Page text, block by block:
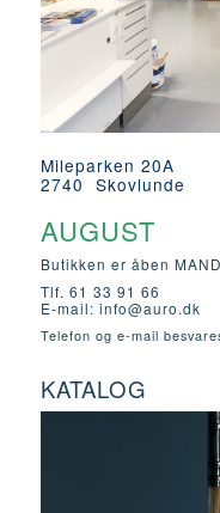
Mileparken 20A
2740 Skovlunde
AUGUST
Butikken er åben
Tlf. 61 33 91 66
E-mail: info@auro.dk
Telefon og e-mail
KATALOG